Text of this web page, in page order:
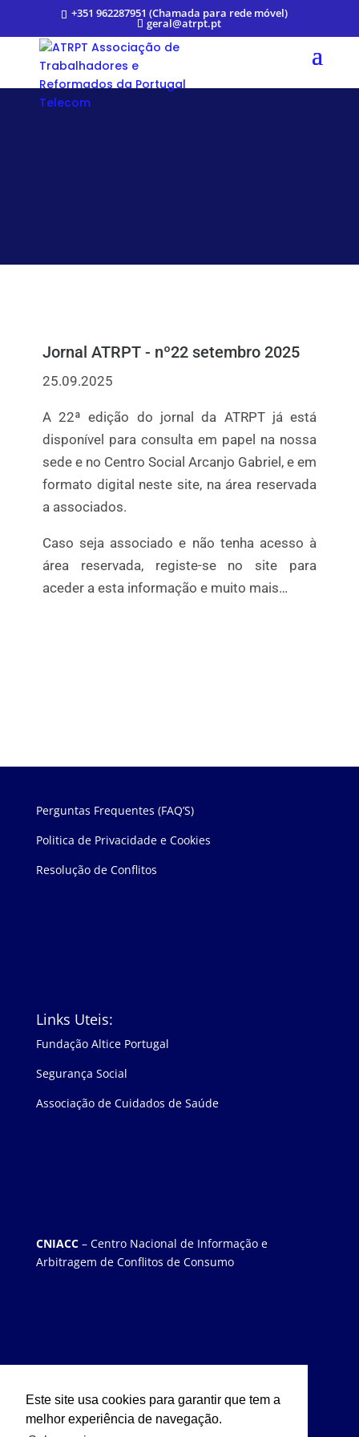
Este site usa cookies para garantir que tem a
melhor experiência de navegação.
+351 962287951 (Chamada para rede móvel)
geral@atrpt.pt
Jornal ATRPT - nº22 setembro 2025
25.09.2025
A 22ª edição do jornal da ATRPT já está
disponível para consulta em papel na nossa
sede e no Centro Social Arcanjo Gabriel, e em
formato digital neste site, na área reservada
a associados.
Caso seja associado e não tenha acesso à
área reservada, registe-se no site para
aceder a esta informação e muito mais…
Perguntas Frequentes (FAQ’S)
Politica de Privacidade e Cookies
Resolução de Conflitos
Links Uteis:
Fundação Altice Portugal
Segurança Social
Associação de Cuidados de Saúde
CNIACC– Centro Nacional de Informação e
Arbitragem de Conflitos de Consumo